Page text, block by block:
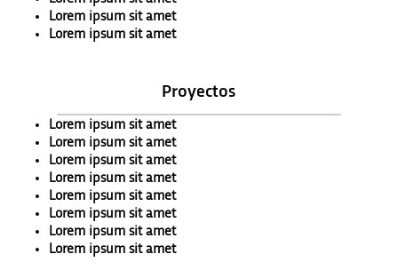
Lorem ipsum sit amet
Lorem ipsum sit amet
Proyectos
Lorem ipsum sit amet
Lorem ipsum sit amet
Lorem ipsum sit amet
Lorem ipsum sit amet
Lorem ipsum sit amet
Lorem ipsum sit amet
Lorem ipsum sit amet
Lorem ipsum sit amet